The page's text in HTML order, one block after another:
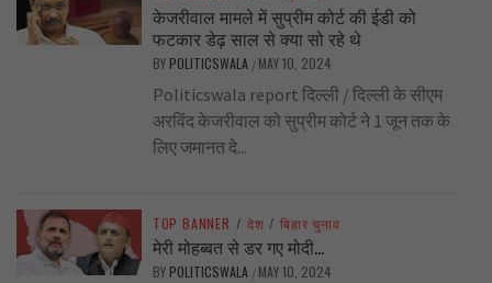
केजरीवाल मामले में सुप्रीम कोर्ट की ईडी को
फटकार डेढ़ साल से क्या सो रहे थे
BY POLITICSWALA / MAY 10, 2024
Politicswala report दिल्ली / दिल्ली के सीएम
अरविंद केजरीवाल को सुप्रीम कोर्ट ने 1 जून तक के
लिए जमानत दे...
TOP BANNER / देश / बिहार चुनाव
मेरी मोहब्बत से डर गए मोदी…
BY POLITICSWALA / MAY 10, 2024